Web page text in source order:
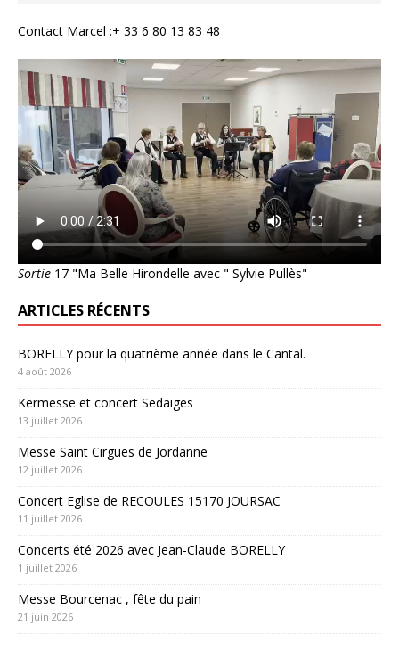
Contact Marcel :+ 33 6 80 13 83 48
Sortie 17 "Ma Belle Hirondelle avec " Sylvie Pullès"
ARTICLES RÉCENTS
BORELLY pour la quatrième année dans le Cantal.
4 août 2026
Kermesse et concert Sedaiges
13 juillet 2026
Messe Saint Cirgues de Jordanne
12 juillet 2026
Concert Eglise de RECOULES 15170 JOURSAC
11 juillet 2026
Concerts été 2026 avec Jean-Claude BORELLY
1 juillet 2026
Messe Bourcenac , fête du pain
21 juin 2026